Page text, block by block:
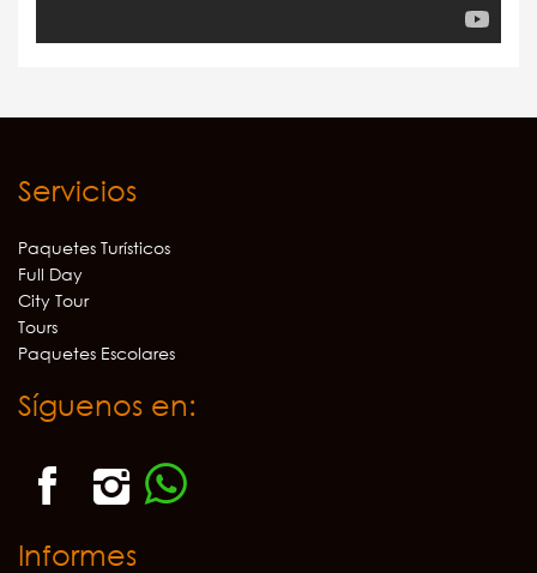
Servicios
Paquetes Turísticos
Full Day
City Tour
Tours
Paquetes Escolares
Síguenos en:
Informes